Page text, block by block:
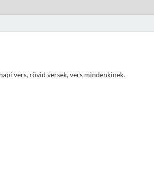
vers, rövid versek, vers mindenkinek.